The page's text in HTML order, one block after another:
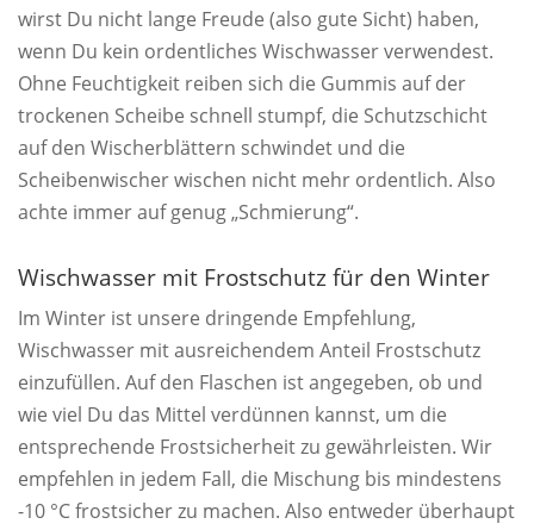
wirst Du nicht lange Freude (also gute Sicht) haben,
wenn Du kein ordentliches Wischwasser verwendest.
Ohne Feuchtigkeit reiben sich die Gummis auf der
trockenen Scheibe schnell stumpf, die Schutzschicht
auf den Wischerblättern schwindet und die
Scheibenwischer wischen nicht mehr ordentlich. Also
achte immer auf genug „Schmierung“.
Wischwasser mit Frostschutz für den Winter
Im Winter ist unsere dringende Empfehlung,
Wischwasser mit ausreichendem Anteil Frostschutz
einzufüllen. Auf den Flaschen ist angegeben, ob und
wie viel Du das Mittel verdünnen kannst, um die
entsprechende Frostsicherheit zu gewährleisten. Wir
empfehlen in jedem Fall, die Mischung bis mindestens
-10 °C frostsicher zu machen. Also entweder überhaupt